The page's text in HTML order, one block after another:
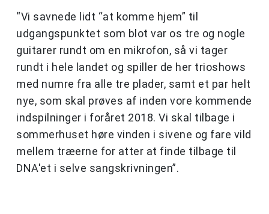
“Vi savnede lidt “at komme hjem” til
udgangspunktet som blot var os tre og nogle
guitarer rundt om en mikrofon, så vi tager
rundt i hele landet og spiller de her trioshows
med numre fra alle tre plader, samt et par helt
nye, som skal prøves af inden vore kommende
indspilninger i foråret 2018. Vi skal tilbage i
sommerhuset høre vinden i sivene og fare vild
mellem træerne for atter at finde tilbage til
DNA'et i selve sangskrivningen”.